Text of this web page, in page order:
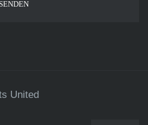
United